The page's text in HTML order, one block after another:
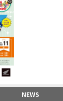
ュー！C125 CT125で女子ツーリ
】給油せずにどこまで行けるか
戦】世界一の最強バ
画を見たらイライラするか
コ】センサーで感知！
初バイク納車！スタ
場】バイク女子はツー
NEWS